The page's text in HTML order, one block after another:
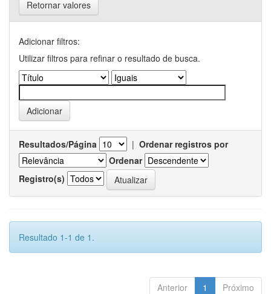
Retornar valores
Adicionar filtros:
Utilizar filtros para refinar o resultado de busca.
Resultados/Página | Ordenar registros por
Ordenar
Registro(s)
Resultado 1-1 de 1.
Anterior 1 Próximo